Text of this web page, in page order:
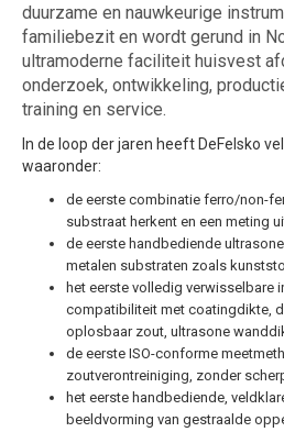
duurzame en nauwkeurige
familiebezit en wordt gerund in
ultramoderne faciliteit huisvest
onderzoek, ontwikkeling,
training en service.
In de loop der jaren heeft DeFelsko
waaronder:
de eerste combinatie ferro/non-
substraat herkent en een meting
de eerste handbediende
metalen substraten zoals
het eerste volledig verwisselbare
compatibiliteit met coatingdikte,
oplosbaar zout, ultrasone
de eerste ISO-conforme
zoutverontreiniging, zonder
het eerste handbediende,
beeldvorming van gestraalde